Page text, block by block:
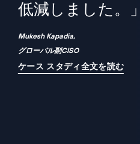
低減しました。」
Mukesh Kapadia,
グローバル副CISO
ケース スタディ全文を読む